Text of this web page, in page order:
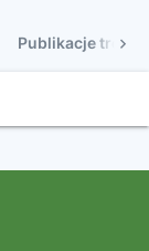
Publikacje treści